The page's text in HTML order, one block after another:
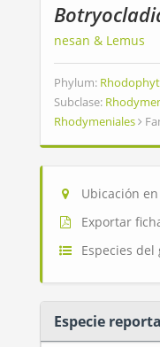
nesan & Lemus
Phylum:
Subclase:
Rhodymeniales
Ubicación
Exportar
Especies del
Especie